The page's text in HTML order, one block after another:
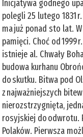
Inicjatywa godnego
polegli 25 lutego 1831
ma już ponad sto lat.
pamięci. Choć od 1999
istnieje al. Chwały
budowa kurhanu
do skutku. Bitwa pod
z najważniejszych
nierozstrzygnięta,
rosyjskiej do odwrotu.
Polaków. Pierwsza